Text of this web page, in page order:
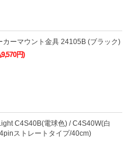
カーマウント金具 24105B (ブラック)
円)
C4S40B(電球色) / C4S40W(白
ストレートタイプ/40cm)